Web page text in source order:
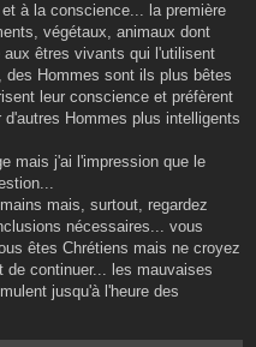
à la conscience... la première
végétaux, animaux dont
aux êtres vivants qui l'utilisent
Hommes sont ils plus bêtes
leur conscience et préfèrent
Hommes plus intelligents
mais j'ai l'impression que le
mais, surtout, regardez
nécessaires... vous
êtes Chrétiens mais ne croyez
de continuer... les mauvaises
jusqu'à l'heure des